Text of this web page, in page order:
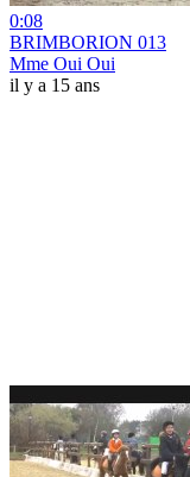
0:08
BRIMBORION 013
Mme Oui Oui
il y a 15 ans